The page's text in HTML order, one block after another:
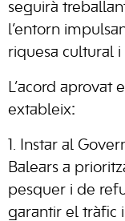
seguirà
l’entorn
riquesa cultural i
L’acord aprovat
extableix:
1. Instar al
Balears a
pesquer i de
garantir el tràfic